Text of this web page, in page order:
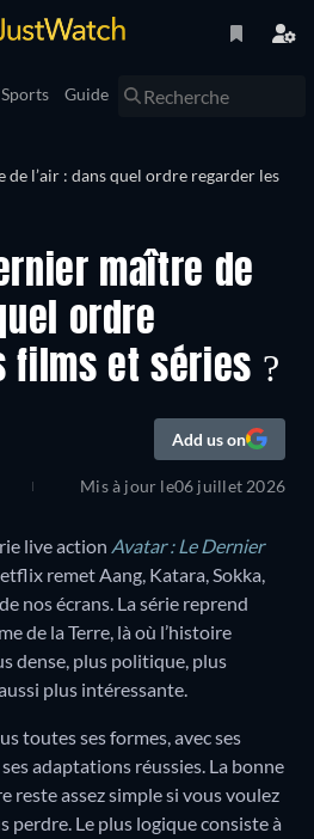
Sports Guide
maître de
ordre
films et séries ?
Add us on
Mis à jour le06 juillet 2026
live action Avatar : Le Dernier
remet Aang, Katara, Sokka,
nos écrans. La série reprend
de la Terre, là où l’histoire
dense, plus politique, plus
plus intéressante.
toutes ses formes, avec ses
adaptations réussies. La bonne
reste assez simple si vous voulez
perdre. Le plus logique consiste à